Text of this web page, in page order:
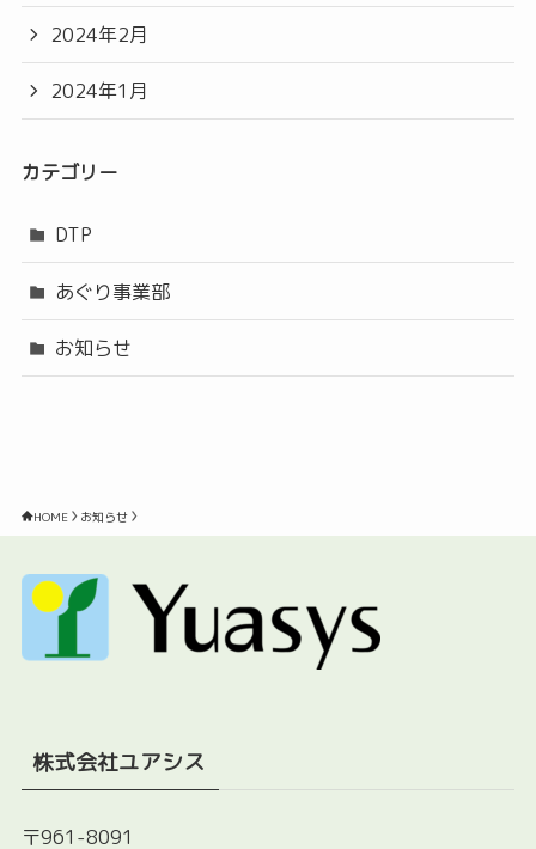
2024年2月
2024年1月
カテゴリー
DTP
あぐり事業部
お知らせ
HOME お知らせ
株式会社ユアシス
〒961-8091